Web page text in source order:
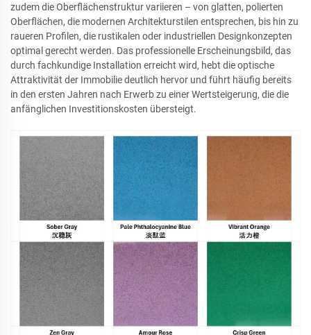
zudem die Oberflächenstruktur variieren – von glatten, polierten
Oberflächen, die modernen Architekturstilen entsprechen, bis hin zu
raueren Profilen, die rustikalen oder industriellen Designkonzepten
optimal gerecht werden. Das professionelle Erscheinungsbild, das
durch fachkundige Installation erreicht wird, hebt die optische
Attraktivität der Immobilie deutlich hervor und führt häufig bereits
in den ersten Jahren nach Erwerb zu einer Wertsteigerung, die die
anfänglichen Investitionskosten übersteigt.